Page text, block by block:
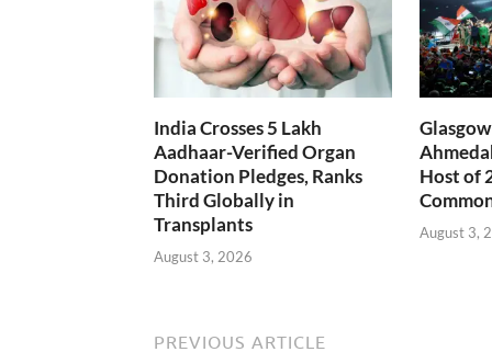
India Crosses 5 Lakh
Aadhaar-Verified Organ
Donation Pledges, Ranks
Third Globally in
Transplants
August 3, 2026
Host of
August 3,
PREVIOUS ARTICLE